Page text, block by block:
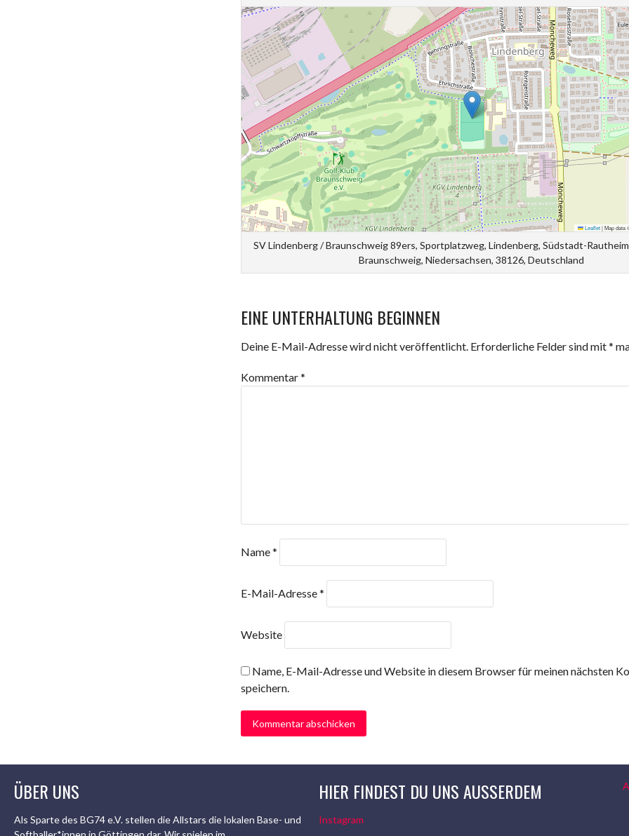
Leaflet |Map data
SV Lindenberg / Braunschweig 89ers, Sportplatzweg, Lindenberg, Südstadt-
Braunschweig, Niedersachsen, 38126, Deutschland
EINE UNTERHALTUNG BEGINNEN
Deine E-Mail-Adresse wird nicht veröffentlicht. Erforderliche Felder sind mit*
Kommentar*
Name*
E-Mail-Adresse*
Website
Name, E-Mail-Adresse und Website in diesem Browser für meinen nächsten
speichern.
ÜBER UNS
Als Sparte des BG74 e.V. stellen die Allstars die lokalen Base- und
HIER FINDEST DU UNS AUSSERDEM
Instagram